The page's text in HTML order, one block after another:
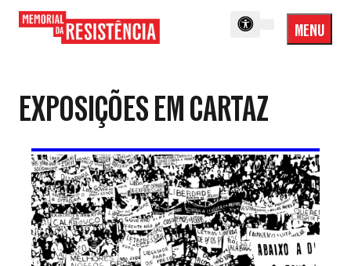
MENU
Menu
EXPOSIÇÕES EM CARTAZ